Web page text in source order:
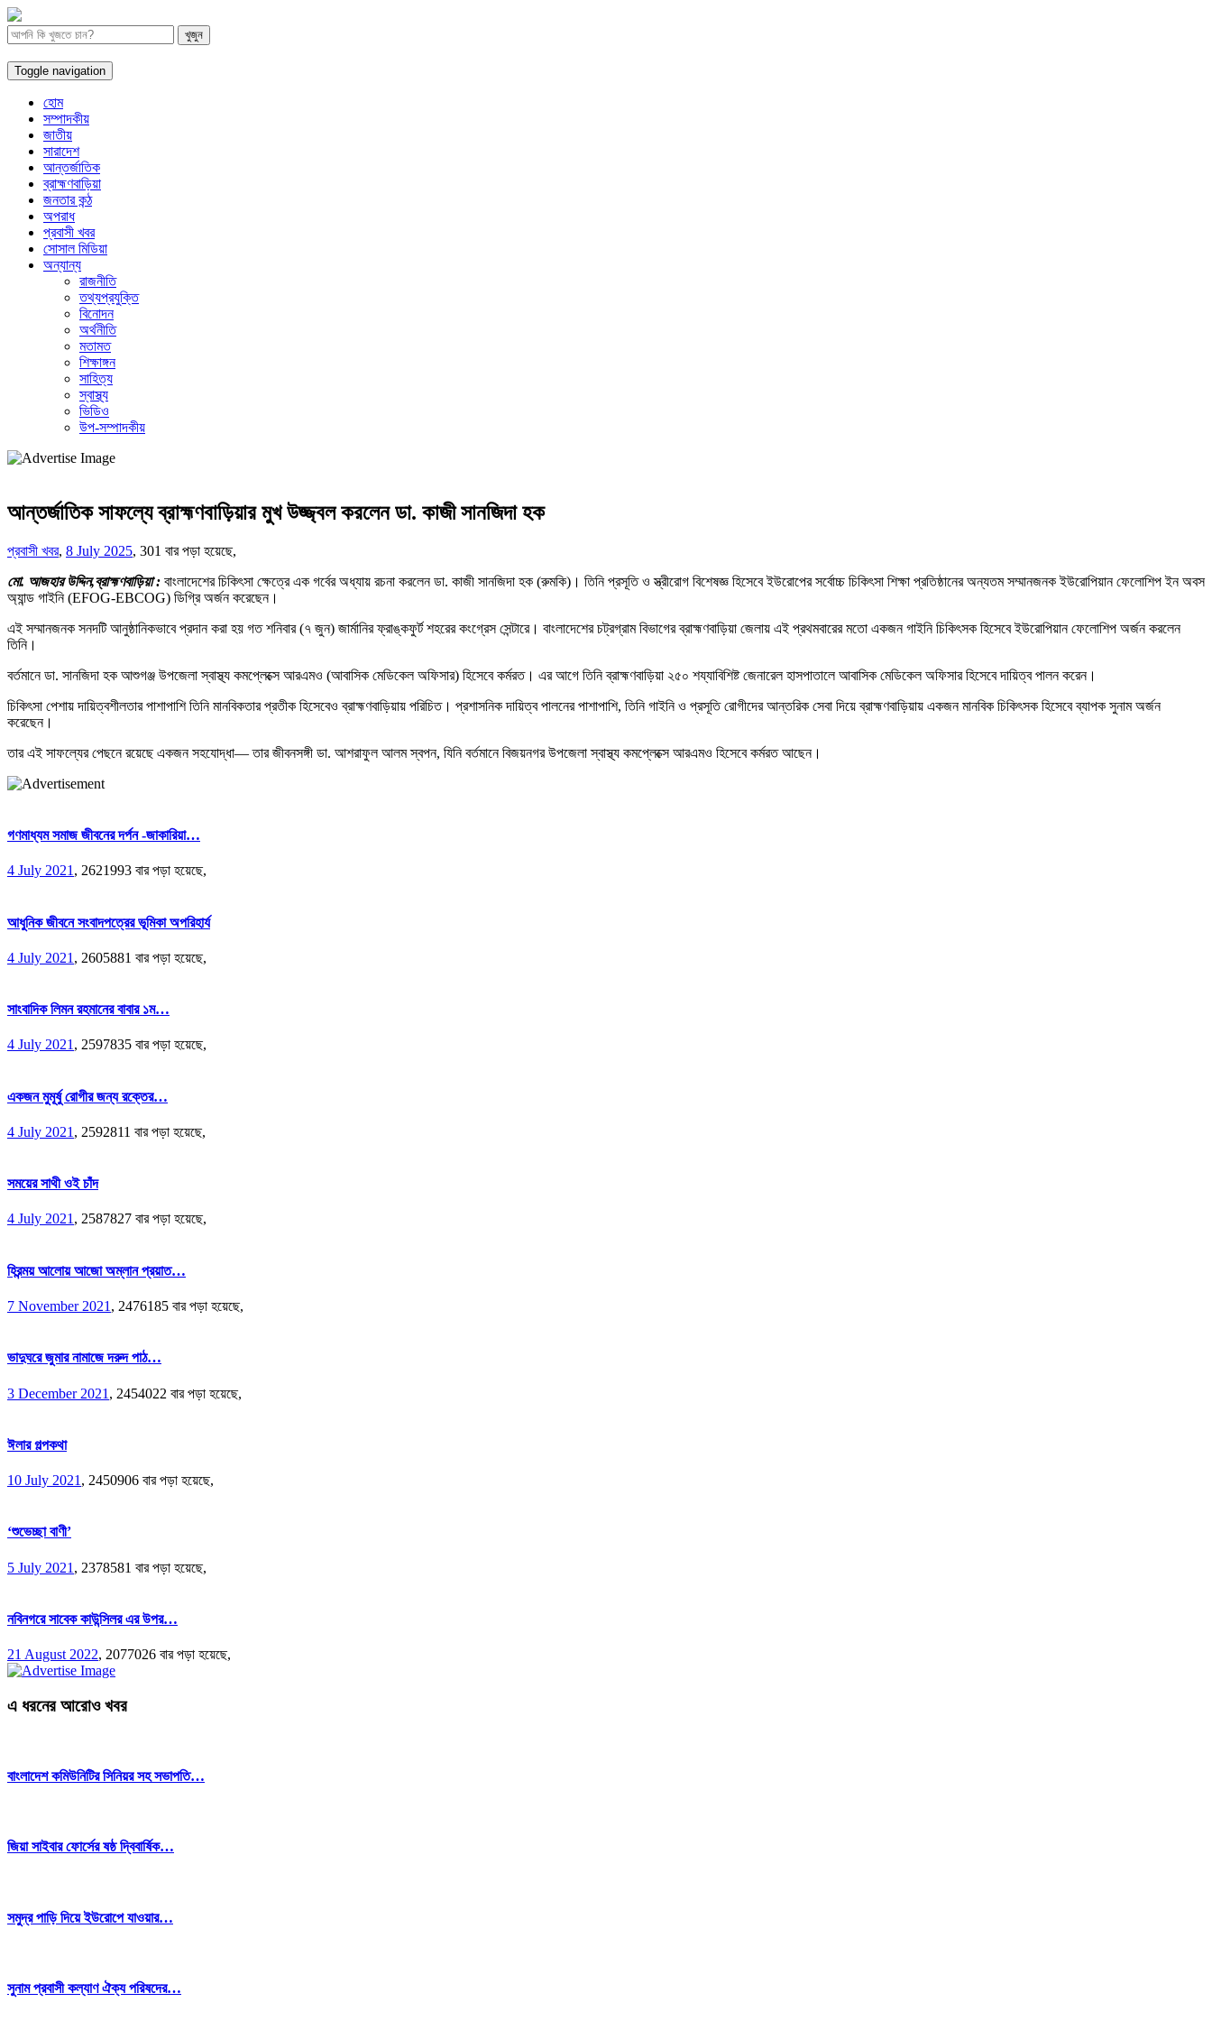
Toggle navigation
হোম
সম্পাদকীয়
জাতীয়
সারাদেশ
আন্তর্জাতিক
ব্রাহ্মণবাড়িয়া
জনতার কন্ঠ
অপরাধ
প্রবাসী খবর
সোসাল মিডিয়া
অন্যান্য
রাজনীতি
তথ্যপ্রযুক্তি
বিনোদন
অর্থনীতি
মতামত
শিক্ষাঙ্গন
সাহিত্য
স্বাস্থ্য
ভিডিও
উপ-সম্পাদকীয়
আন্তর্জাতিক সাফল্যে ব্রাহ্মণবাড়িয়ার মুখ উজ্জ্বল করলেন ডা. কাজী সানজিদা হক
প্রবাসী খবর, 8 July 2025, 301 বার পড়া হয়েছে,
মো. আজহার উদ্দিন,ব্রাহ্মণবাড়িয়া : বাংলাদেশের চিকিৎসা ক্ষেত্রে এক গর্বের অধ্যায় রচনা করলেন ডা. কাজী সানজিদা হক (রুমকি)। তিনি প্রসূতি ও স্ত্রীরোগ বিশেষজ্ঞ হিসেবে ইউরোপের সর্বোচ্চ চিকিৎসা শিক্ষা প্রতিষ্ঠানের অন্যতম সম্মানজনক ইউরোপিয়ান ফেলোশিপ ইন অবস
অ্যান্ড গাইনি (EFOG-EBCOG) ডিগ্রি অর্জন করেছেন।
এই সম্মানজনক সনদটি আনুষ্ঠানিকভাবে প্রদান করা হয় গত শনিবার (৭ জুন) জার্মানির ফ্রাঙ্কফুর্ট শহরের কংগ্রেস সেন্টারে। বাংলাদেশের চট্রগ্রাম বিভাগের ব্রাহ্মণবাড়িয়া জেলায় এই প্রথমবারের মতো একজন গাইনি চিকিৎসক হিসেবে ইউরোপিয়ান ফেলোশিপ অর্জন করলেন
তিনি।
বর্তমানে ডা. সানজিদা হক আশুগঞ্জ উপজেলা স্বাস্থ্য কমপ্লেক্সে আরএমও (আবাসিক মেডিকেল অফিসার) হিসেবে কর্মরত। এর আগে তিনি ব্রাহ্মণবাড়িয়া ২৫০ শয্যাবিশিষ্ট জেনারেল হাসপাতালে আবাসিক মেডিকেল অফিসার হিসেবে দায়িত্ব পালন করেন।
চিকিৎসা পেশায় দায়িত্বশীলতার পাশাপাশি তিনি মানবিকতার প্রতীক হিসেবেও ব্রাহ্মণবাড়িয়ায় পরিচিত। প্রশাসনিক দায়িত্ব পালনের পাশাপাশি, তিনি গাইনি ও প্রসূতি রোগীদের আন্তরিক সেবা দিয়ে ব্রাহ্মণবাড়িয়ায় একজন মানবিক চিকিৎসক হিসেবে ব্যাপক সুনাম অর্জন
করেছেন।
তার এই সাফল্যের পেছনে রয়েছে একজন সহযোদ্ধা— তার জীবনসঙ্গী ডা. আশরাফুল আলম স্বপন, যিনি বর্তমানে বিজয়নগর উপজেলা স্বাস্থ্য কমপ্লেক্সে আরএমও হিসেবে কর্মরত আছেন।
গণমাধ্যম সমাজ জীবনের দর্পন -জাকারিয়া…
4 July 2021 , 2621993 বার পড়া হয়েছে,
আধুনিক জীবনে সংবাদপত্রের ভূমিকা অপরিহার্য
4 July 2021 , 2605881 বার পড়া হয়েছে,
সাংবাদিক লিমন রহমানের বাবার ১ম…
4 July 2021, 2597835 বার পড়া হয়েছে,
একজন মুমূর্ষু রোগীর জন্য রক্তের…
4 July 2021 , 2592811 বার পড়া হয়েছে,
সময়ের সাথী ওই চাঁদ
4 July 2021, 2587827 বার পড়া হয়েছে,
হিরন্ময় আলোয় আজো অম্লান প্রয়াত…
7 November 2021 , 2476185 বার পড়া হয়েছে,
ভাদুঘরে জুমার নামাজে দরুদ পাঠ…
3 December 2021 , 2454022 বার পড়া হয়েছে,
ঈলার গল্পকথা
10 July 2021 , 2450906 বার পড়া হয়েছে,
‘শুভেচ্ছা বাণী’
5 July 2021 , 2378581 বার পড়া হয়েছে,
নবিনগরে সাবেক কাউন্সিলর এর উপর…
21 August 2022, 2077026 বার পড়া হয়েছে,
এ ধরনের আরোও খবর
বাংলাদেশ কমিউনিটির সিনিয়র সহ সভাপতি…
জিয়া সাইবার ফোর্সের ষষ্ঠ দ্বিবার্ষিক…
সমুদ্র পাড়ি দিয়ে ইউরোপে যাওয়ার…
সুনাম প্রবাসী কল্যাণ ঐক্য পরিষদের…